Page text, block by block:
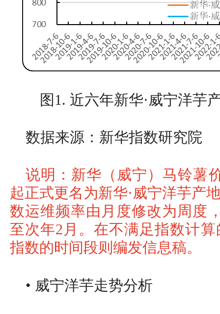
图1. 近六年新华·威宁洋芋
数据来源：新华指数研究院
说明：新华（威宁）马铃薯
起正式更名为新华·威宁洋芋产
数运维频率由月度修改为周度
至次年2月。在不满足指数计
指数的时间段则编发信息稿。
• 威宁洋芋走势分析